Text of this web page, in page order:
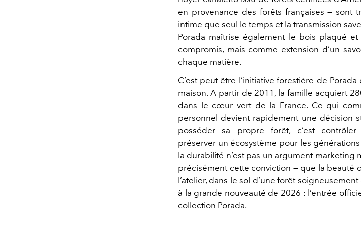
en provenance des forêts françaises — sont
intime que seul le temps et la transmission
Porada maîtrise également le bois plaqué
compromis, mais comme extension d’un
chaque matière.
C’est peut-être l’initiative forestière de
maison. A partir de 2011, la famille acquiert
dans le cœur vert de la France. Ce qui
personnel devient rapidement une décision
posséder sa propre forêt, c’est contrôler
préserver un écosystème pour les
la durabilité n’est pas un argument marketing
précisément cette conviction — que la beauté
l’atelier, dans le sol d’une forêt
à la grande nouveauté de 2026 : l’entrée
collection Porada.